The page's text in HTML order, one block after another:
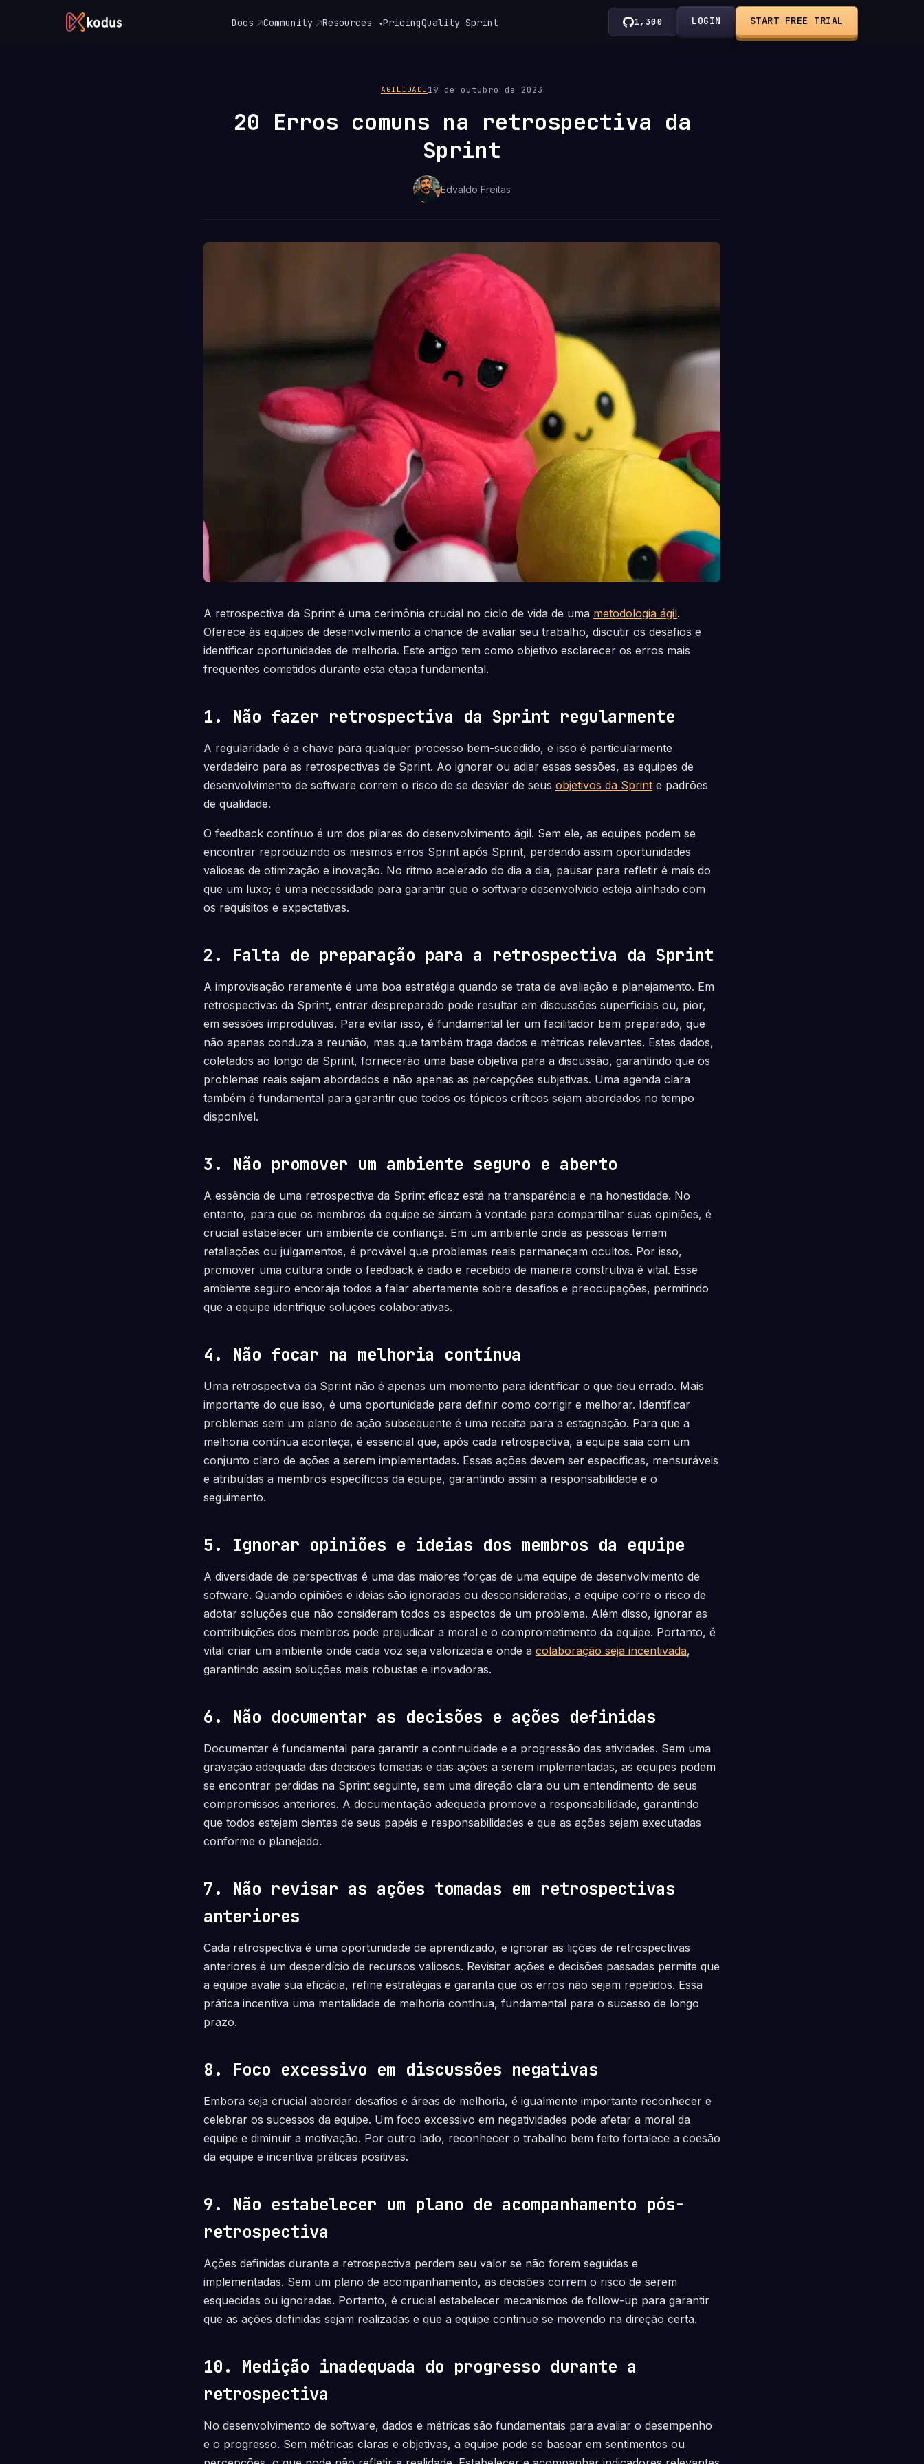
Docs Community Resources ▾PricingQuality Sprint 1,300 LOGIN START FREE TRIAL
AGILIDADE 19 de outubro de 2023
20 Erros comuns na retrospectiva da
Sprint
Edvaldo Freitas
A retrospectiva da Sprint é uma cerimônia crucial no ciclo de vida de uma metodologia ágil.
Oferece às equipes de desenvolvimento a chance de avaliar seu trabalho, discutir os desafios e
identificar oportunidades de melhoria. Este artigo tem como objetivo esclarecer os erros mais
frequentes cometidos durante esta etapa fundamental.
1. Não fazer retrospectiva da Sprint regularmente
A regularidade é a chave para qualquer processo bem-sucedido, e isso é particularmente
verdadeiro para as retrospectivas de Sprint. Ao ignorar ou adiar essas sessões, as equipes de
desenvolvimento de software correm o risco de se desviar de seus objetivos da Sprint e padrões
de qualidade.
O feedback contínuo é um dos pilares do desenvolvimento ágil. Sem ele, as equipes podem se
encontrar reproduzindo os mesmos erros Sprint após Sprint, perdendo assim oportunidades
valiosas de otimização e inovação. No ritmo acelerado do dia a dia, pausar para refletir é mais do
que um luxo; é uma necessidade para garantir que o software desenvolvido esteja alinhado com
os requisitos e expectativas.
2. Falta de preparação para a retrospectiva da Sprint
A improvisação raramente é uma boa estratégia quando se trata de avaliação e planejamento. Em
retrospectivas da Sprint, entrar despreparado pode resultar em discussões superficiais ou, pior,
em sessões improdutivas. Para evitar isso, é fundamental ter um facilitador bem preparado, que
não apenas conduza a reunião, mas que também traga dados e métricas relevantes. Estes dados,
coletados ao longo da Sprint, fornecerão uma base objetiva para a discussão, garantindo que os
problemas reais sejam abordados e não apenas as percepções subjetivas. Uma agenda clara
também é fundamental para garantir que todos os tópicos críticos sejam abordados no tempo
disponível.
3. Não promover um ambiente seguro e aberto
A essência de uma retrospectiva da Sprint eficaz está na transparência e na honestidade. No
entanto, para que os membros da equipe se sintam à vontade para compartilhar suas opiniões, é
crucial estabelecer um ambiente de confiança. Em um ambiente onde as pessoas temem
retaliações ou julgamentos, é provável que problemas reais permaneçam ocultos. Por isso,
promover uma cultura onde o feedback é dado e recebido de maneira construtiva é vital. Esse
ambiente seguro encoraja todos a falar abertamente sobre desafios e preocupações, permitindo
que a equipe identifique soluções colaborativas.
4. Não focar na melhoria contínua
Uma retrospectiva da Sprint não é apenas um momento para identificar o que deu errado. Mais
importante do que isso, é uma oportunidade para definir como corrigir e melhorar. Identificar
problemas sem um plano de ação subsequente é uma receita para a estagnação. Para que a
melhoria contínua aconteça, é essencial que, após cada retrospectiva, a equipe saia com um
conjunto claro de ações a serem implementadas. Essas ações devem ser específicas, mensuráveis
e atribuídas a membros específicos da equipe, garantindo assim a responsabilidade e o
seguimento.
5. Ignorar opiniões e ideias dos membros da equipe
A diversidade de perspectivas é uma das maiores forças de uma equipe de desenvolvimento de
software. Quando opiniões e ideias são ignoradas ou desconsideradas, a equipe corre o risco de
adotar soluções que não consideram todos os aspectos de um problema. Além disso, ignorar as
contribuições dos membros pode prejudicar a moral e o comprometimento da equipe. Portanto, é
vital criar um ambiente onde cada voz seja valorizada e onde a colaboração seja incentivada,
garantindo assim soluções mais robustas e inovadoras.
6. Não documentar as decisões e ações definidas
Documentar é fundamental para garantir a continuidade e a progressão das atividades. Sem uma
gravação adequada das decisões tomadas e das ações a serem implementadas, as equipes podem
se encontrar perdidas na Sprint seguinte, sem uma direção clara ou um entendimento de seus
compromissos anteriores. A documentação adequada promove a responsabilidade, garantindo
que todos estejam cientes de seus papéis e responsabilidades e que as ações sejam executadas
conforme o planejado.
7. Não revisar as ações tomadas em retrospectivas
anteriores
Cada retrospectiva é uma oportunidade de aprendizado, e ignorar as lições de retrospectivas
anteriores é um desperdício de recursos valiosos. Revisitar ações e decisões passadas permite que
a equipe avalie sua eficácia, refine estratégias e garanta que os erros não sejam repetidos. Essa
prática incentiva uma mentalidade de melhoria contínua, fundamental para o sucesso de longo
prazo.
8. Foco excessivo em discussões negativas
Embora seja crucial abordar desafios e áreas de melhoria, é igualmente importante reconhecer e
celebrar os sucessos da equipe. Um foco excessivo em negatividades pode afetar a moral da
equipe e diminuir a motivação. Por outro lado, reconhecer o trabalho bem feito fortalece a coesão
da equipe e incentiva práticas positivas.
9. Não estabelecer um plano de acompanhamento pós-
retrospectiva
Ações definidas durante a retrospectiva perdem seu valor se não forem seguidas e
implementadas. Sem um plano de acompanhamento, as decisões correm o risco de serem
esquecidas ou ignoradas. Portanto, é crucial estabelecer mecanismos de follow-up para garantir
que as ações definidas sejam realizadas e que a equipe continue se movendo na direção certa.
10. Medição inadequada do progresso durante a
retrospectiva
No desenvolvimento de software, dados e métricas são fundamentais para avaliar o desempenho
e o progresso. Sem métricas claras e objetivas, a equipe pode se basear em sentimentos ou